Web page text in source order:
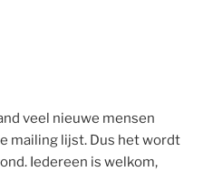
veel nieuwe mensen
mailing lijst. Dus het wordt
Iedereen is welkom,